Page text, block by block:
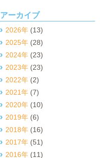
アーカイブ
2026年 (13)
2025年 (28)
2024年 (23)
2023年 (23)
2022年 (2)
2021年 (7)
2020年 (10)
2019年 (6)
2018年 (16)
2017年 (51)
2016年 (11)